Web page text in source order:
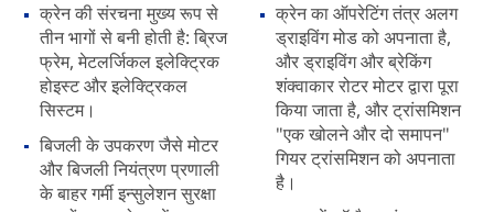
क्रेन की संरचना मुख्य रूप से
तीन भागों से बनी होती है: ब्रिज
फ्रेम, मेटलर्जिकल इलेक्ट्रिक
होइस्ट और इलेक्ट्रिकल
सिस्टम।
बिजली के उपकरण जैसे मोटर
और बिजली नियंत्रण प्रणाली
के बाहर गर्मी इन्सुलेशन सुरक्षा
क्रेन का ऑपरेटिंग तंत्र अलग
ड्राइविंग मोड को अपनाता है,
और ड्राइविंग और ब्रेकिंग
शंक्वाकार रोटर मोटर द्वारा पूरा
किया जाता है, और ट्रांसमिशन
"एक खोलने और दो समापन"
गियर ट्रांसमिशन को अपनाता
है।